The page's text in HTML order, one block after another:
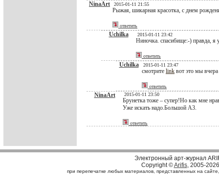
NinaArt 2015-01-11 21:55
Рыжая, шикарная красотка, с днем
ответить
Uchilka 2015-01-11 23:42
Ниночка. спасибище:-) правда, я
ответить
Uchilka 2015-01-11 23:47
смотрите link вот это мы
ответить
NinaArt 2015-01-11 23:50
Брунетка тоже – супер!Но как мне
Уже искать надо.Большой А3.
ответить
Электронный арт-журнал
Copyright ©Arifis, 2005-2026
при перепечатке любых материалов, представленных на